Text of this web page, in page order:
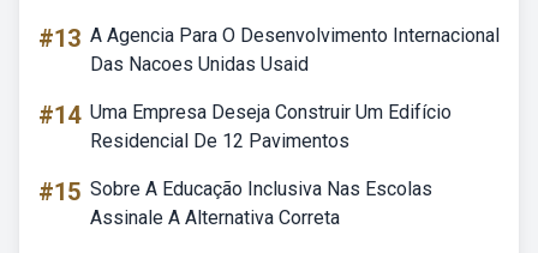
#13 A Agencia Para O Desenvolvimento Internacional
Das Nacoes Unidas Usaid
#14 Uma Empresa Deseja Construir Um Edifício
Residencial De 12 Pavimentos
#15 Sobre A Educação Inclusiva Nas Escolas
Assinale A Alternativa Correta